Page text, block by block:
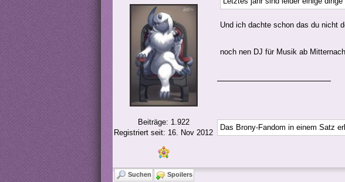
Beiträge: 1.922
Registriert seit: 16. Nov 2012
Und ich dachte schon das du nicht
noch nen DJ für Musik ab
Das Brony-Fandom in einem Satz
Suchen Spoilers